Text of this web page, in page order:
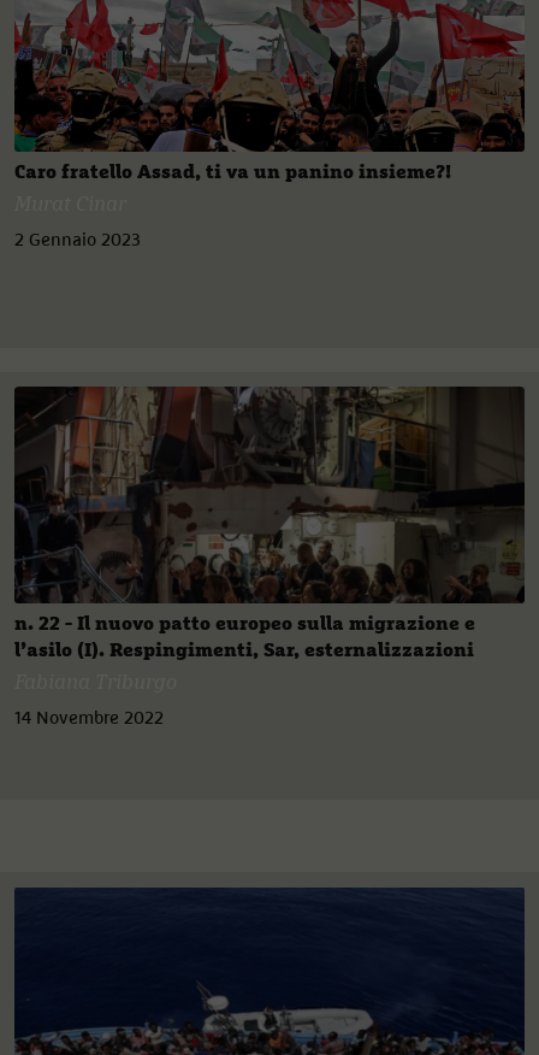
Caro fratello Assad, ti va un panino insieme?!
2 Gennaio 2023
n. 22 - Il nuovo patto europeo sulla migrazione e
l’asilo (I). Respingimenti, Sar, esternalizzazioni
14 Novembre 2022